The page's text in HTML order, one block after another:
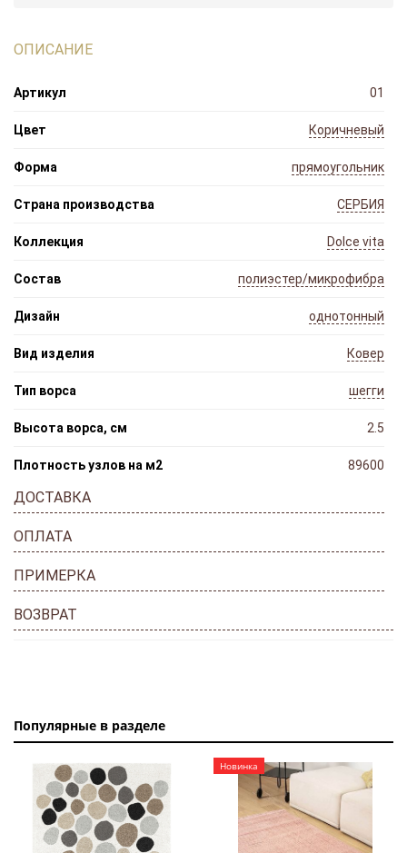
ОПИСАНИЕ
Артикул 01
Цвет Коричневый
Форма прямоугольник
Страна производства СЕРБИЯ
Коллекция Dolce vita
Состав полиэстер/микрофибра
Дизайн однотонный
Вид изделия Ковер
Тип ворса шегги
Высота ворса, см 2.5
Плотность узлов на м2 89600
ДОСТАВКА
ОПЛАТА
ПРИМЕРКА
ВОЗВРАТ
Популярные в разделе
Новинка